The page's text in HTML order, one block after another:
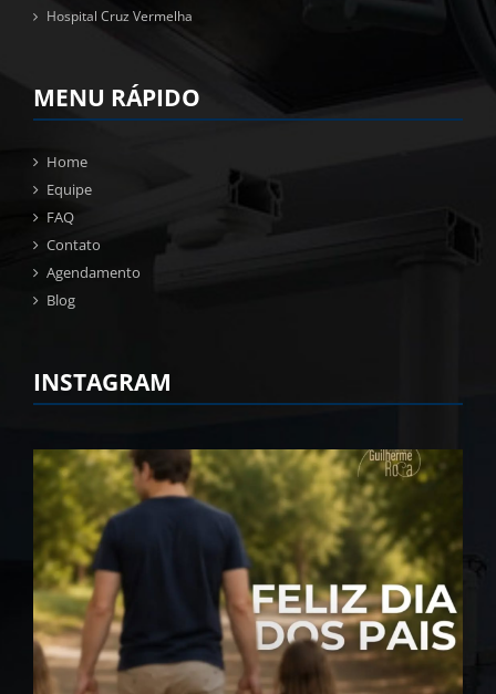
Hospital Cruz Vermelha
MENU RÁPIDO
Home
Equipe
FAQ
Contato
Agendamento
Blog
INSTAGRAM